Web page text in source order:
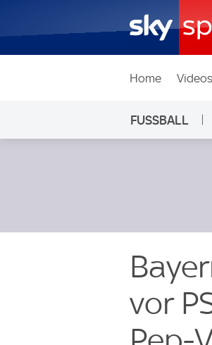
Home Videos
FUSSBALL
vor